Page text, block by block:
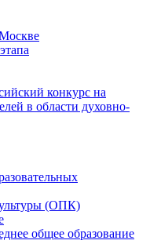
конкурс на
в области духовно-
(ОПК)
общее образование